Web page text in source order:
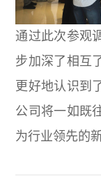
通过此次参观
步加深了相互
更好地认识到
公司将一如既
为行业领先的